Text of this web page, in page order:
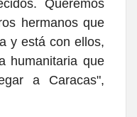
Queremos
hermanos que
y está con ellos,
humanitaria que
a Caracas",